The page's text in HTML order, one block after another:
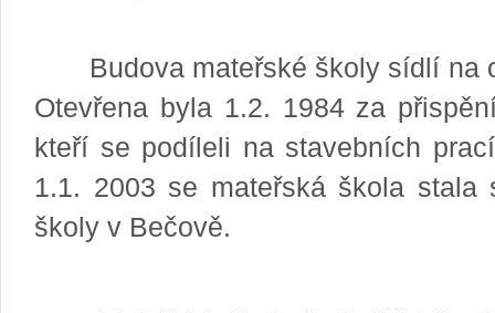
Důležité dokumenty
Fotogalerie ZŠ
Výchovné poradenství
Metodik prevence
Individuální (domácí) vzdělávání
Budova mateřské školy sídlí na
Otevřena byla 1.2. 1984 za
kteří se podíleli na stavebních
1.1. 2003 se mateřská škola stala
školy v